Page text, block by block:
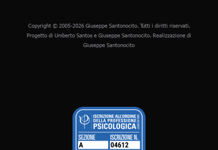
Copyright © 2005-2026 Giuseppe Santonocito. Tutti i diritti riservati.
Progetto di Umberto Santos e Giuseppe Santonocito. Realizzazione di
Giuseppe Santonocito